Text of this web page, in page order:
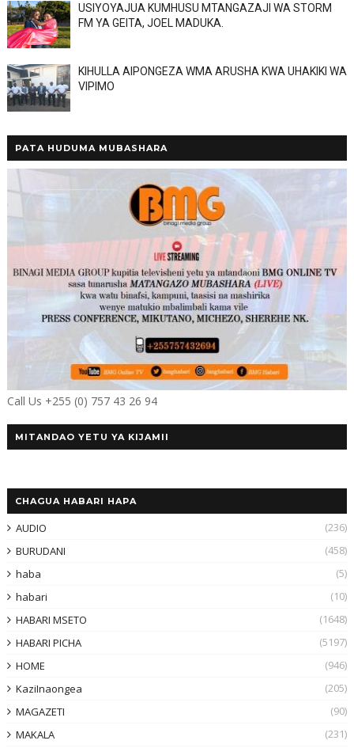
USIYOYAJUA KUMHUSU MTANGAZAJI WA STORM
FM YA GEITA, JOEL MADUKA.
KIHULLA AIPONGEZA WMA ARUSHA KWA UHAKIKI WA
VIPIMO
PATA HUDUMA MUBASHARA
Call Us +255 (0) 757 43 26 94
MITANDAO YETU YA KIJAMII
CHAGUA HABARI HAPA
AUDIO
(236)
BURUDANI
(458)
haba
(5)
habari
(10)
HABARI MSETO
(1648)
HABARI PICHA
(5197)
HOME
(946)
KaziInaongea
(205)
MAGAZETI
(90)
MAKALA
(231)